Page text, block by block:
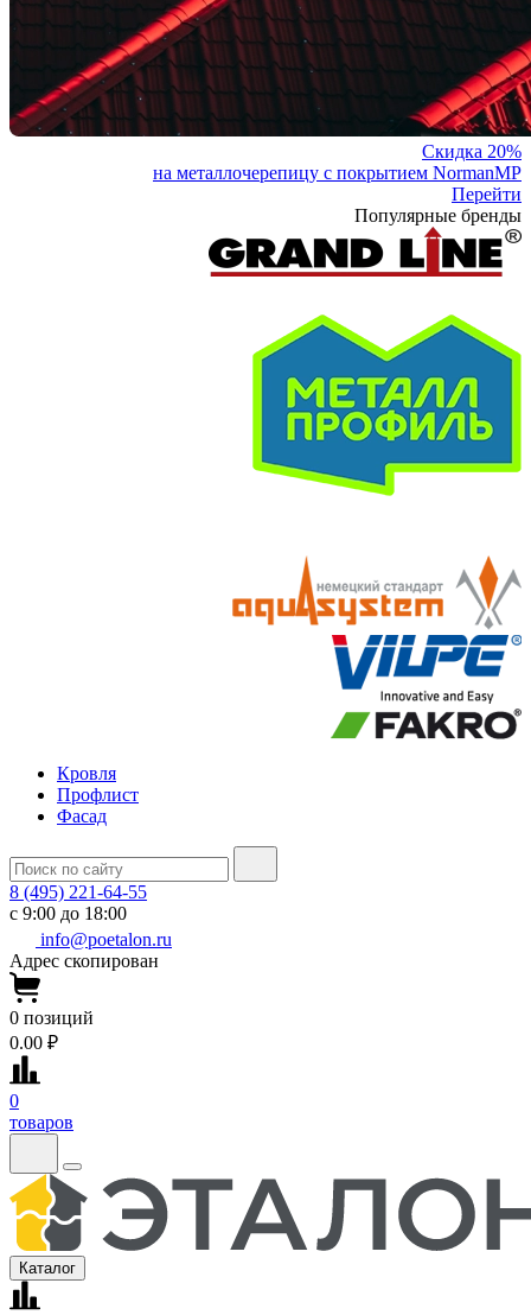
Скидка 20%
на металлочерепицу с покрытием NormanMP
Перейти
Популярные бренды
Кровля
Профлист
Фасад
8 (495) 221-64-55
с 9:00 до 18:00
info@poetalon.ru
Адрес скопирован
0 позиций
0.00 ₽
0
товаров
Каталог